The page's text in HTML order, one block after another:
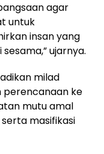
agar
untuk
insan yang
ujarnya.
milad
perencanaan ke
mutu amal
masifikasi